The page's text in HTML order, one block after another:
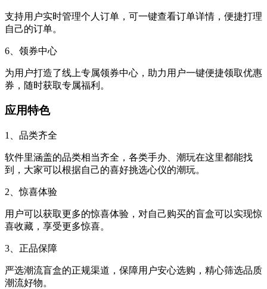
支持用户实时管理个人订单，可一键查看订单详情，便捷打理
自己的订单。
6、领券中心
为用户打造了线上专属领券中心，助力用户一键便捷领取优惠
券，随时获取专属福利。
应用特色
1、品类齐全
软件里涵盖的品类相当齐全，各类手办、潮玩在这里都能找
到，大家可以根据自己的喜好挑选心仪的潮玩。
2、惊喜体验
用户可以获取更多的惊喜体验，对自己购买的盲盒可以实现惊
喜收藏，享受更多惊喜。
3、正品保障
严选潮流盲盒的正规渠道，保障用户安心选购，精心筛选品质
潮流好物。